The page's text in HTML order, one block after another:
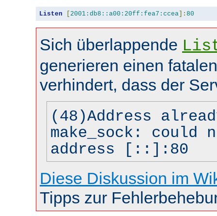
Listen [ 2001:db8::a00:20ff:fea7:ccea]: 80
Sich überlappende
generieren einen
verhindert, dass der
(48)Address
make_sock: could
address [::]:80
Diese Diskussion im
Tipps zur